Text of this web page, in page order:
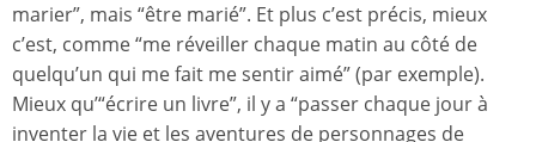
marier”, mais “être marié”. Et plus c’est précis, mieux
c’est, comme “me réveiller chaque matin au côté de
quelqu’un qui me fait me sentir aimé” (par exemple).
Mieux qu’“écrire un livre”, il y a “passer chaque jour à
inventer la vie et les aventures de personnages de